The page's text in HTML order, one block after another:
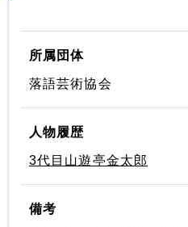
所属団体
落語芸術協会
人物履歴
3代目山遊亭金太郎
備考